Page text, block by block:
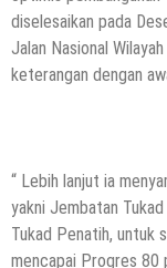
diselesaikan pada
Jalan Nasional
keterangan dengan
“ Lebih lanjut ia
yakni Jembatan
Tukad Penatih, untuk
mencapai Progres 80